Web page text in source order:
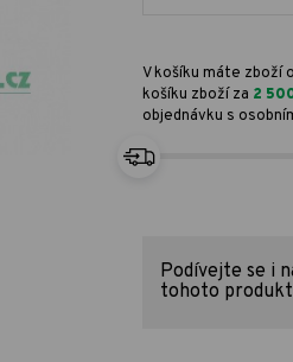
V košíku máte zboží
košíku zboží za 2
objednávku s
Podívejte se i
tohoto